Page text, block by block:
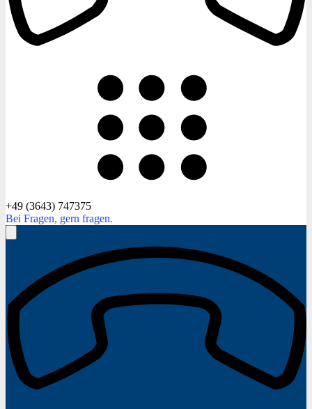
+49 (3643) 747375
Bei Fragen, gern fragen.